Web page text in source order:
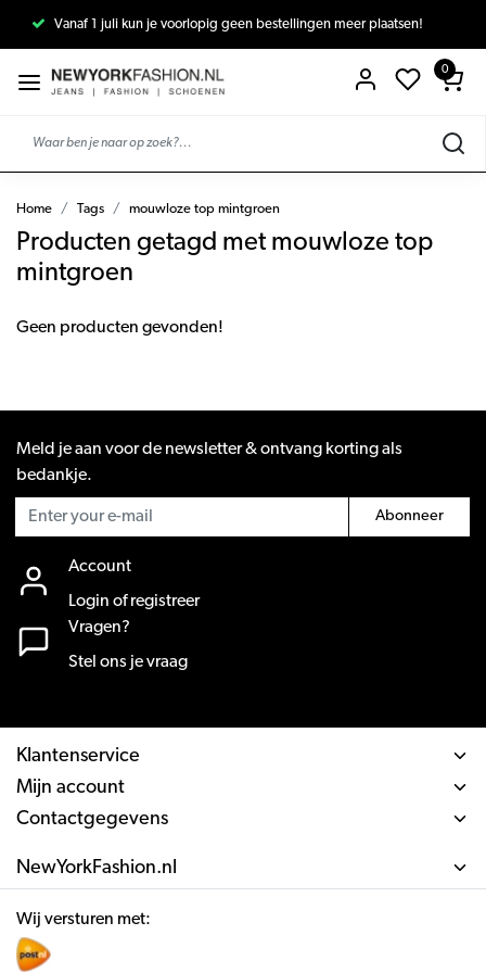
Vanaf 1 juli kun je voorlopig geen bestellingen meer plaatsen!
0
Home Tags mouwloze top mintgroen
Producten getagd met mouwloze top
mintgroen
Geen producten gevonden!
Meld je aan voor de newsletter & ontvang korting als
bedankje.
Abonneer
Account
Login of registreer
Vragen?
Stel ons je vraag
Klantenservice
Mijn account
Contactgegevens
NewYorkFashion.nl
Wij versturen met: